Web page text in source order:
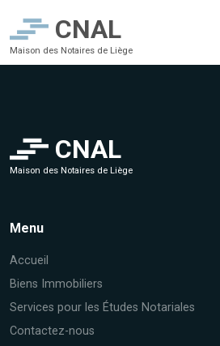
CNAL
Maison des Notaires de Liège
CNAL
Maison des Notaires de Liège
Menu
Accueil
Biens Immobiliers
Services pour les Études Notariales
Contactez-nous